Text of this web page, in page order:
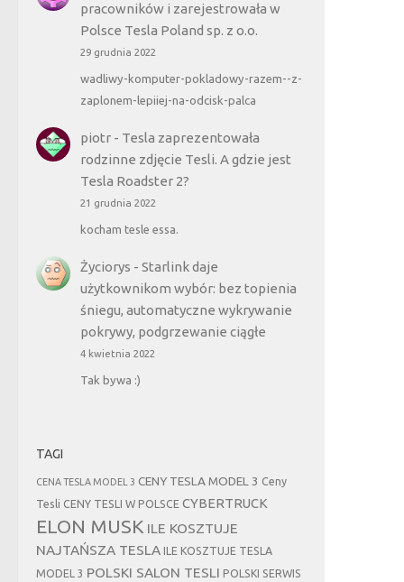
pracowników i zarejestrowała w
Polsce Tesla Poland sp. z o.o.
29 grudnia 2022
wadliwy-komputer-pokladowy-razem--z-
zaplonem-lepiiej-na-odcisk-palca
piotr- Tesla zaprezentowała
rodzinne zdjęcie Tesli. A gdzie jest
Tesla Roadster 2?
21 grudnia 2022
kocham tesle essa.
Życiorys - Starlink daje
użytkownikom wybór: bez topienia
śniegu, automatyczne wykrywanie
pokrywy, podgrzewanie ciągłe
4 kwietnia 2022
Tak bywa :)
TAGI
CENA TESLA MODEL 3 CENY TESLA MODEL 3 Ceny
Tesli CENY TESLI W POLSCE CYBERTRUCK
ELON MUSK ILE KOSZTUJE
NAJTAŃSZA TESLA
ILE KOSZTUJE TESLA
MODEL 3 POLSKI SALON TESLI POLSKI SERWIS